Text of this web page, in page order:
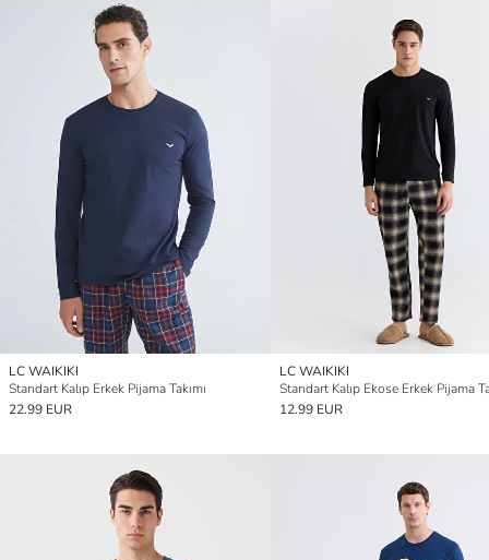
LC WAIKIKI
Standart Kalıp Erkek Pijama Takımı
22.99 EUR
LC WAIKIKI
Standart Kalıp Ekose Erkek Pijama
12.99 EUR